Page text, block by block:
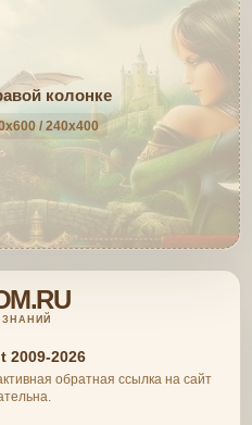
колонке
/ 240x400
ЗНАНИЙ
2009-2026
обратная ссылка на сайт